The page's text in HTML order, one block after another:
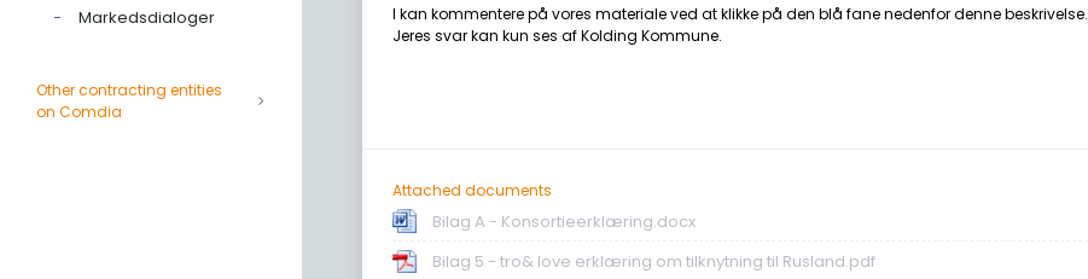
Markedsdialoger
Other contracting entities
on Comdia
I kan kommentere på vores materiale ved at klikke på den blå fane nedenfor denne beskrivelse.
Jeres svar kan kun ses af Kolding Kommune.
Attached documents
Bilag A - Konsortieerklæring.docx
Bilag 5 - tro& love erklæring om tilknytning til Rusland.pdf